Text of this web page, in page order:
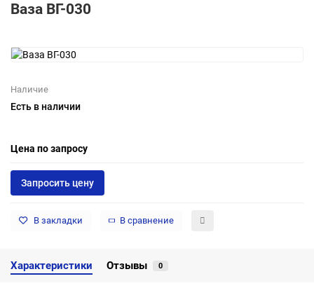
Ваза ВГ-030
Наличие
Есть в наличии
Цена по запросу
Запросить цену
В закладки В сравнение
Характеристики Отзывы 0